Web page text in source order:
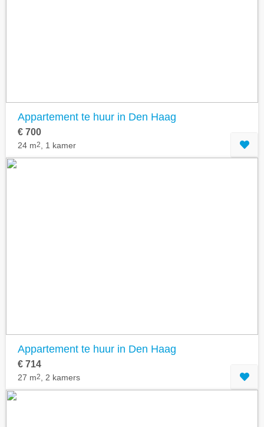
Appartement te huur in Den Haag
€ 700
24 m2 , 1 kamer
Appartement te huur in Den Haag
€ 714
27 m2 , 2 kamers